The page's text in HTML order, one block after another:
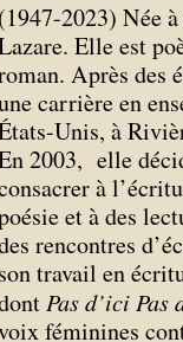
(1947-2023) Née
Elle est
Après des
carrière en
Unis, à
2003, elle
à
et à des
rencontres
son travail en
Pas d’ici Pas
féminines